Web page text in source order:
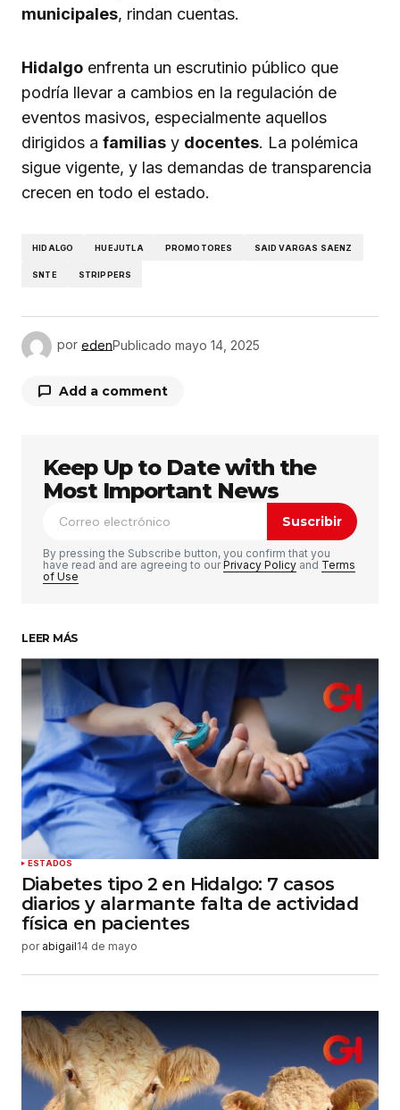
municipales, rindan cuentas.
Hidalgo enfrenta un escrutinio público que
podría llevar a cambios en la regulación de
eventos masivos, especialmente aquellos
dirigidos a familias y docentes. La polémica
sigue vigente, y las demandas de transparencia
crecen en todo el estado.
HIDALGO HUEJUTLA PROMOTORES SAID VARGAS SAENZ
SNTE STRIPPERS
por edenPublicado mayo 14, 2025
Add a comment
Tu dirección de correo electrónico no será
publicada. Los campos obligatorios están
marcados con *
Comentario *
Su nombre*
Tu correo electrónico*
Guardar mi nombre, correo electrónico y sitio
web en este navegador para la próxima vez que
haga un comentario.
Enviar comentario
Keep Up to Date with the
Most Important News
Suscribir
By pressing the Subscribe button, you confirm that you
have read and are agreeing to ourPrivacy Policy and Terms
of Use
LEER MÁS
ESTADOS
Diabetes tipo 2 en Hidalgo: 7 casos
diarios y alarmante falta de actividad
física en pacientes
por abigail14 de mayo